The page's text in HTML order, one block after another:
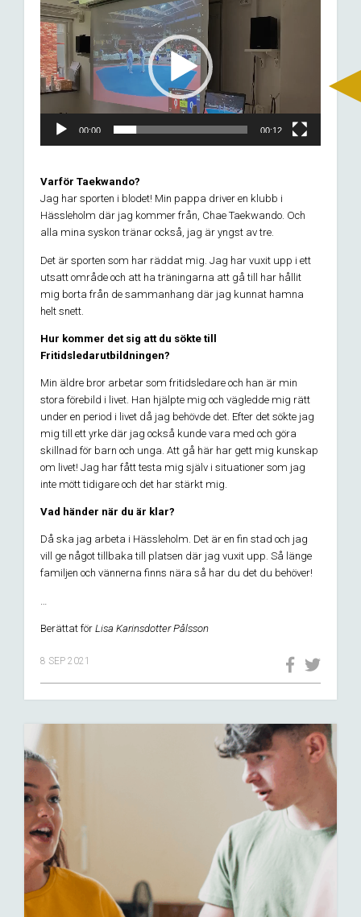
00:00 00:12
Varför Taekwando?
Jag har sporten i blodet! Min pappa driver en klubb i
Hässleholm där jag kommer från, Chae Taekwando. Och
alla mina syskon tränar också, jag är yngst av tre.
Det är sporten som har räddat mig. Jag har vuxit upp i ett
utsatt område och att ha träningarna att gå till har hållit
mig borta från de sammanhang där jag kunnat hamna
helt snett.
Hur kommer det sig att du sökte till
Fritidsledarutbildningen?
Min äldre bror arbetar som fritidsledare och han är min
stora förebild i livet. Han hjälpte mig och vägledde mig rätt
under en period i livet då jag behövde det. Efter det sökte jag
mig till ett yrke där jag också kunde vara med och göra
skillnad för barn och unga. Att gå här har gett mig kunskap
om livet! Jag har fått testa mig själv i situationer som jag
inte mött tidigare och det har stärkt mig.
Vad händer när du är klar?
Då ska jag arbeta i Hässleholm. Det är en fin stad och jag
vill ge något tillbaka till platsen där jag vuxit upp. Så länge
familjen och vännerna finns nära så har du det du behöver!
Berättat för Lisa Karinsdotter Pålsson
8 SEP 2021